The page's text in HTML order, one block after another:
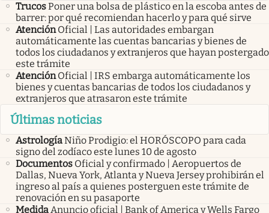
TrucosPoner una bolsa de plástico en la escoba antes de
barrer: por qué recomiendan hacerlo y para qué sirve
Atención Oficial | Las autoridades embargan
automáticamente las cuentas bancarias y bienes de
todos los ciudadanos y extranjeros que hayan postergado
este trámite
Atención Oficial | IRS embarga automáticamente los
bienes y cuentas bancarias de todos los ciudadanos y
extranjeros que atrasaron este trámite
Últimas noticias
AstrologíaNiño Prodigio: el HORÓSCOPO para cada
signo del zodíaco este lunes 10 de agosto
Documentos Oficial y confirmado | Aeropuertos de
Dallas, Nueva York, Atlanta y Nueva Jersey prohibirán el
ingreso al país a quienes posterguen este trámite de
renovación en su pasaporte
MedidaAnuncio oficial | Bank of America y Wells Fargo